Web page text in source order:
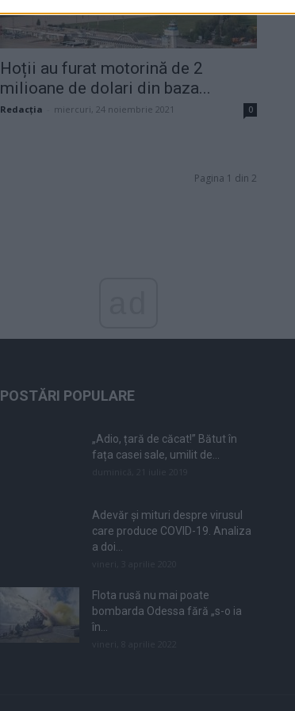
Hoții au furat motorină de 2
milioane de dolari din baza...
Redacţia miercuri, 24 noiembrie 2021 0
Pagina 1 din 2
POSTĂRI POPULARE
„Adio, țară de căcat!” Bătut în
fața casei sale, umilit de...
Adevăr și mituri despre virusul
care produce COVID-19. Analiza
a doi...
Flota rusă nu mai poate
bombarda Odessa fără „s-o ia
în...